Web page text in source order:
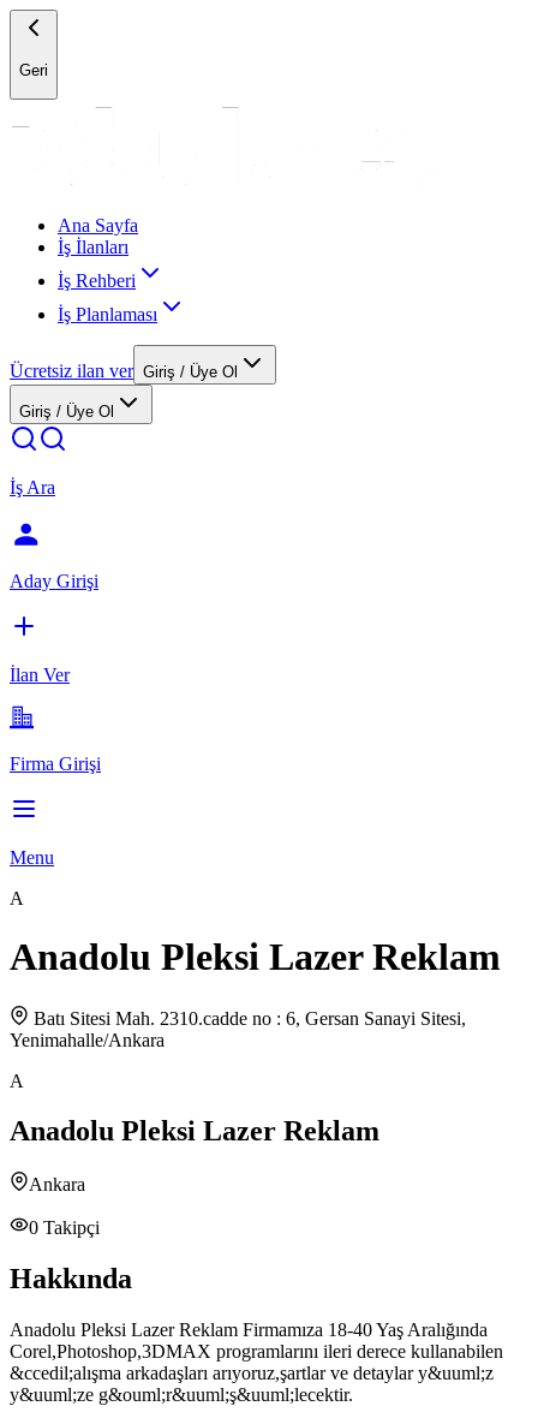
Geri
Ana Sayfa
İş İlanları
İş Rehberi
İş Planlaması
Ücretsiz ilan ver Giriş / Üye Ol
Giriş / Üye Ol
İş Ara
Aday Girişi
İlan Ver
Firma Girişi
Menu
A
Anadolu Pleksi Lazer Reklam
Batı Sitesi Mah. 2310.cadde no : 6, Gersan Sanayi Sitesi,
Yenimahalle/Ankara
A
Anadolu Pleksi Lazer Reklam
Ankara
0 Takipçi
Hakkında
Anadolu Pleksi Lazer Reklam Firmamıza 18-40 Yaş Aralığında
Corel,Photoshop,3DMAX programlarını ileri derece kullanabilen
&ccedil;alışma arkadaşları arıyoruz,şartlar ve detaylar y&uuml;z
y&uuml;ze g&ouml;r&uuml;ş&uuml;lecektir.